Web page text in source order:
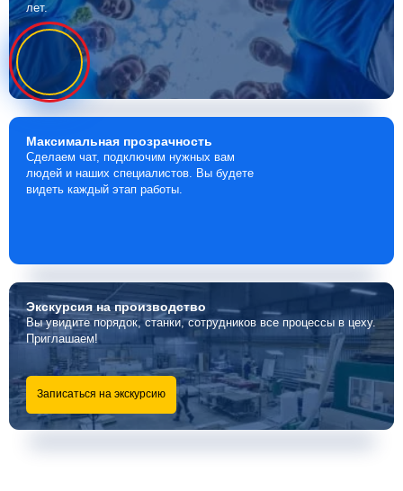
лет.
Максимальная прозрачность
Сделаем чат, подключим нужных вам
людей и наших специалистов. Вы будете
видеть каждый этап работы.
Экскурсияна производство
Вы увидите порядок, станки, сотрудников все процессы в цеху.
Приглашаем!
Записаться на экскурсию